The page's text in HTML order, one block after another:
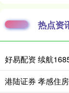
热点资
好易配资 续航